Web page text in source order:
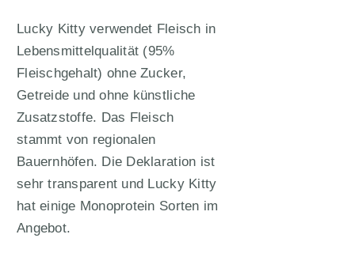
Lucky Kitty verwendet Fleisch in
Lebensmittelqualität (95%
Fleischgehalt) ohne Zucker,
Getreide und ohne künstliche
Zusatzstoffe. Das Fleisch
stammt von regionalen
Bauernhöfen. Die Deklaration ist
sehr transparent und Lucky Kitty
hat einige Monoprotein Sorten im
Angebot.